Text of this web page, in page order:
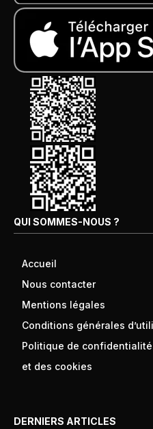
QUI SOMMES-NOUS ?
Accueil
Nous contacter
Mentions légales
Conditions générales
Politique de
et des cookies
DERNIERS ARTICLES